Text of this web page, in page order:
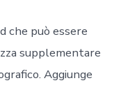
che può essere
supplementare
Aggiunge